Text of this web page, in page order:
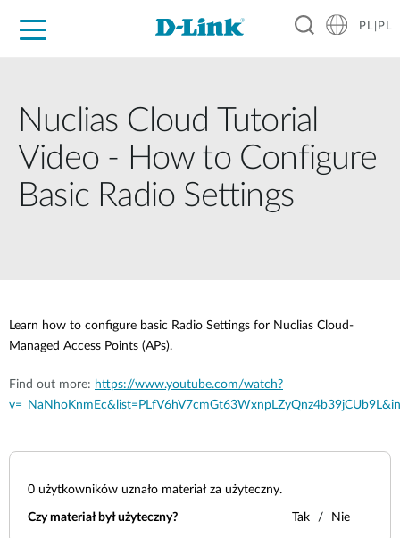
PL|PL
Nuclias Cloud Tutorial
Video - How to Configure
Basic Radio Settings
Learn how to configure basic Radio Settings for Nuclias Cloud-
Managed Access Points (APs).
Find out more: https://www.youtube.com/watch?
0 użytkowników uznało materiał za użyteczny.
Czy materiał był użyteczny? Tak Nie